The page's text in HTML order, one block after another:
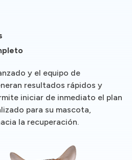
y el equipo de
resultados rápidos y
iniciar de inmediato el plan
para su mascota,
la recuperación.